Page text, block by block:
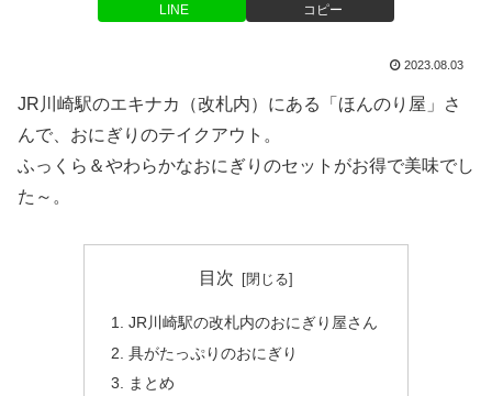
LINE コピー
2023.08.03
JR川崎駅のエキナカ（改札内）にある「ほんのり屋」さ
んで、おにぎりのテイクアウト。
ふっくら＆やわらかなおにぎりのセットがお得で美味でし
た～。
目次
JR川崎駅の改札内のおにぎり屋さん
具がたっぷりのおにぎり
まとめ